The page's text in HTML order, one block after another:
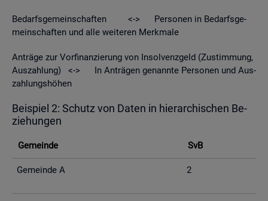
Be­darfs­ge­mein­schaf­ten <-> Per­so­nen in Be­darfs­ge­
mein­schaf­ten und alle wei­te­ren Merk­ma­le
An­trä­ge zur Vor­fi­nan­zie­rung von In­sol­venz­geld (Zu­stim­mung,
Aus­zah­lung) <-> In An­trä­gen ge­nann­te Per­so­nen und Aus­
zah­lungs­hö­hen
Bei­spiel 2: Schutz von Daten in hier­ar­chi­schen Be­
zie­hun­gen
Ge­mein­de SvB
Ge­mein­de A 2